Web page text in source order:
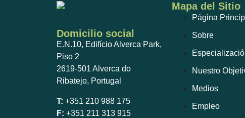
Domicilio social
E.N.10, Edifício Alverca Park,
Piso 2
2619-501 Alverca do
Ribatejo, Portugal
T: +351 210 988 175
F: +351 211 313 915
Mapa del Sitio
Página
Sobre
Nuestro
Medios
Empleo